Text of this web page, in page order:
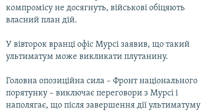
компромісу не досягнуть, військові обіцяють
власний план дій.
У вівторок вранці офіс Мурсі заявив, що такий
ультиматум може викликати плутанину.
Головна опозиційна сила – Фронт національного
порятунку – виключає переговори з Мурсі і
наполягає, що після завершення дії ультиматуму